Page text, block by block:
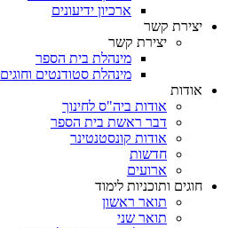
ארכיון ידיעונים
יצירת קשר
יצירת קשר
מינהלת בית הספר
מינהלת סטודנטים וחוגים
אודות
אודות ביה"ס לחינוך
דבר ראשת בית הספר
אודות קונסטנטינר
חדשות
ארועים
חוגים ותוכניות לימוד
תואר ראשון
תואר שני